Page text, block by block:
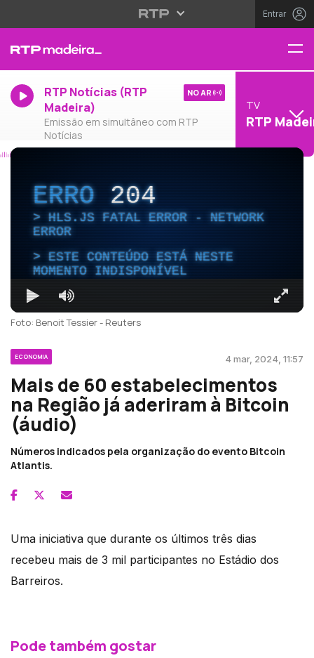
Entrar
RTP Notícias (RTP
Madeira)
Emissão em simultâneo com RTP
Notícias
NO AR
TV
RTP
ERRO204
HLS.JS FATAL ERROR - NETWORK
ERROR
ESTE CONTEÚDO ESTÁ NESTE
MOMENTO INDISPONÍVEL
Foto: Benoit Tessier - Reuters
ECONOMIA 4 mar, 2024, 11:57
Mais de 60 estabelecimentos
na Região já aderiram à Bitcoin
(áudio)
Números indicados pela organização do evento Bitcoin
Atlantis.
Uma iniciativa que durante os últimos três dias
recebeu mais de 3 mil participantes no Estádio dos
Barreiros.
Pode também gostar